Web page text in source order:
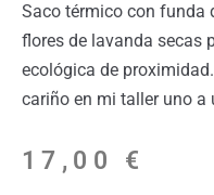
Saco térmico con funda
flores de lavanda secas
ecológica de
cariño en mi taller uno a
17,00 €